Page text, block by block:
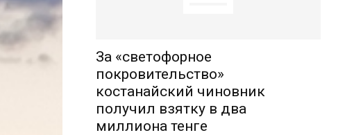
За «светофорное
покровительство»
костанайский чиновник
получил взятку в два
миллиона тенге